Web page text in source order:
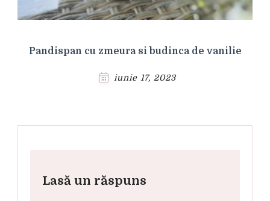
Pandispan cu zmeura si budinca de vanilie
iunie 17, 2023
Lasă un răspuns